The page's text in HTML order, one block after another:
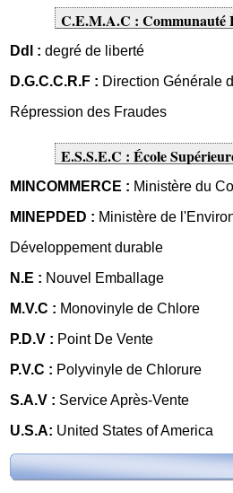
C.E.M.A.C : Communauté
Ddl : degré de liberté
D.G.C.C.R.F : Direction Générale
Répression des Fraudes
E.S.S.E.C : École
MINCOMMERCE : Ministère du
MINEPDED : Ministère de
Développement durable
N.E : Nouvel Emballage
M.V.C : Monovinyle de Chlore
P.D.V : Point De Vente
P.V.C : Polyvinyle de Chlorure
S.A.V : Service Après-Vente
U.S.A: United States of America